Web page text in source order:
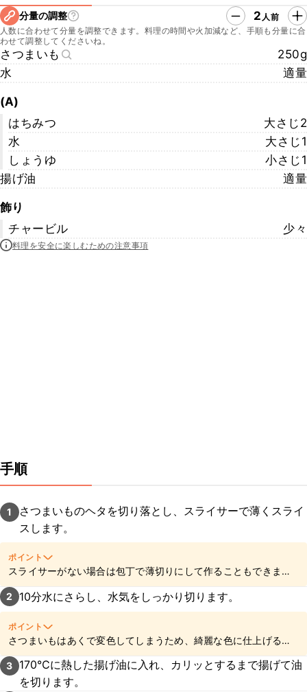
分量の調整 2 人前
人数に合わせて分量を調整できます。料理の時間や火加減など、手順も分量に合
わせて調整してくださいね。
さつまいも
250g
水
適量
(A)
はちみつ
大さじ2
水
大さじ1
しょうゆ
小さじ1
揚げ油
適量
飾り
チャービル
少々
料理を安全に楽しむための注意事項
手順
1
さつまいものヘタを切り落とし、スライサーで薄くスライ
スします。
ポイント
スライサーがない場合は包丁で薄切りにして作ることもできます
が、なるべく薄く均一な薄さになるように切ってくださいね。
2
10分水にさらし、水気をしっかり切ります。
ポイント
さつまいもはあくで変色してしまうため、綺麗な色に仕上げるた
めには水に10分程さらすことをおすすめします。また、または水
気を切る際にペーパータオルなどでしっかり水気を拭き取ること
で、カリッとした食感に仕上がります。
3
170℃に熱した揚げ油に入れ、カリッとするまで揚げて油
を切ります。